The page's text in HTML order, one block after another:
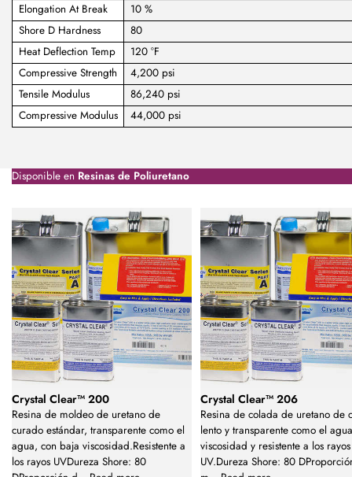
Elongation At Break
10 %
Shore D Hardness
80
Heat Deflection Temp
120 °F
Compressive Strength
4,200 psi
Tensile Modulus
86,240 psi
Compressive Modulus
44,000 psi
Disponible en Resinas de Poliuretano
Crystal Clear™ 200
Resina de moldeo de uretano de
curado estándar, transparente como el
agua, con baja viscosidad.Resistente a
los rayos UVDureza Shore: 80
Crystal Clear™ 206
Resina de colada de uretano de
lento y transparente como el
viscosidad y resistente a los rayos
UV.Dureza Shore: 80